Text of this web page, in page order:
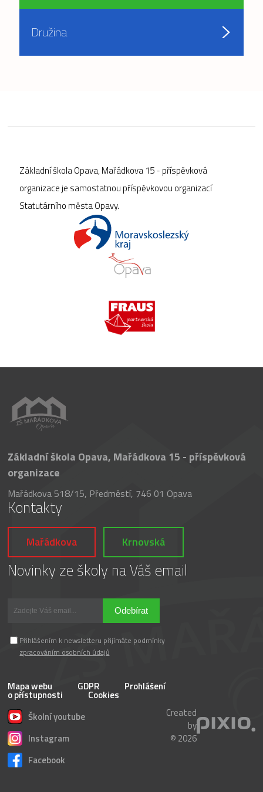
Družina
Základní škola Opava, Mařádkova 15 - příspěvková
organizace je samostatnou příspěvkovou organizací
Statutárního města Opavy.
Základní škola Opava, Mařádkova 15 - příspěvková
organizace
Mařádkova 518/15, Předměstí, 746 01 Opava
Kontakty
Mařádkova Krnovská
Novinky ze školy na Váš email
Odebírat
Přihlášením k newsletteru přijímáte podmínky
zpracováním osobních údajů
Mapa webu GDPR Prohlášení
o přístupnosti
Cookies
Školní youtube
Instagram
Facebook
Created
by
© 2026